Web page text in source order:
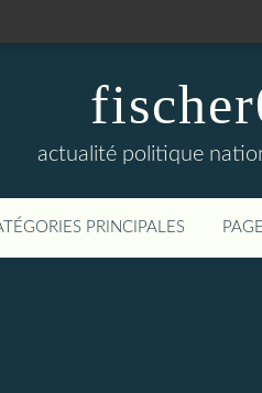
actualité politique
PRINCIPALES